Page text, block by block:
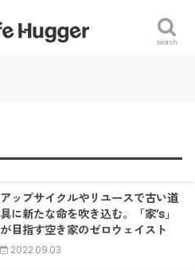
search
アップサイクルやリユースで古い道
具に新たな命を吹き込む。「家’s」
が目指す空き家のゼロウェイスト
2022.09.03